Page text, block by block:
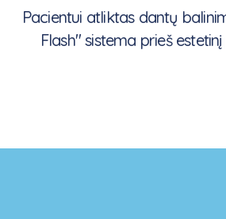
Pacientui atliktas dantų
Flash" sistema prieš